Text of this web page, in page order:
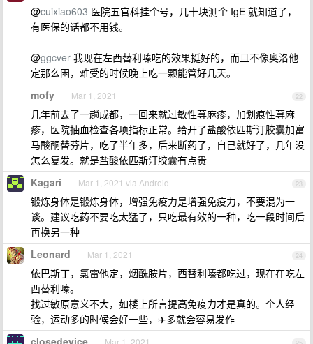
@cuixiao603 医院五官科挂个号，几十块测个 IgE 就知道了，
有医保的话都不用钱。
@ggcver 我现在左西替利嗪吃的效果挺好的，而且不像奥洛他
定那么困，难受的时候晚上吃一颗能管好几天。
22
mofy Mar 1, 2021
几年前去了一趟成都，一回来就过敏性荨麻疹，加划痕性荨麻
疹，医院抽血检查各项指标正常。给开了盐酸依匹斯汀胶囊加富
马酸酮替芬片，吃了半年多，后来断药了，自己就好了，几年没
怎么复发。就是盐酸依匹斯汀胶囊有点贵
23
Kagari Mar 1, 2021 via Android
锻炼身体是锻炼身体，增强免疫力是增强免疫力，不要混为一
谈。建议吃药不要吃太猛了，只吃最有效的一种，吃一段时间后
再换另一种
24
Leonard Mar 1, 2021
依巴斯丁，氯雷他定，烟酰胺片，西替利嗪都吃过，现在在吃左
西替利嗪。
找过敏原意义不大，如楼上所言提高免疫力才是真的。个人经
验，运动多的时候会好一些，✈️多就会容易发作
closedevice Mar 1, 2021